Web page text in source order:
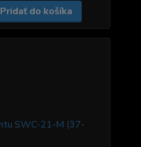
Pridať do košíka